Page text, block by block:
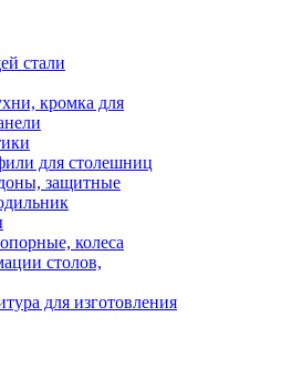
стали
кромка для
для столешниц
защитные
колеса
столов,
для изготовления